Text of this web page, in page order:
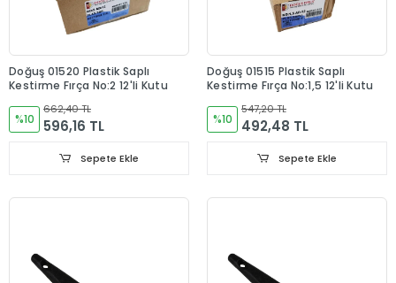
Doğuş 01520 Plastik Saplı
Kestirme Fırça No:2 12'li Kutu
%10
662,40 TL
596,16 TL
Sepete Ekle
Doğuş 01515 Plastik Saplı
Kestirme Fırça No:1,5 12'li Kutu
%10
547,20 TL
492,48 TL
Sepete Ekle